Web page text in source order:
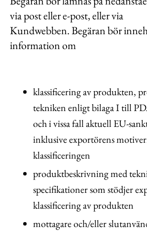
via post eller e-post, eller via
Kundwebben. Begäran bör
information om
klassificering av produkten,
tekniken enligt bilaga I till
och i vissa fall aktuell EU-
inklusive exportörens
klassificeringen
produktbeskrivning med
specifikationer som stödjer
klassificering av produkten
mottagare och/eller